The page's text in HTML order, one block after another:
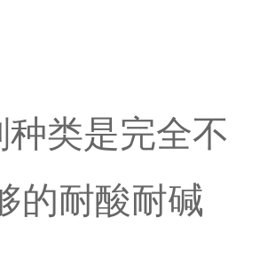
类是完全不
的耐酸耐碱